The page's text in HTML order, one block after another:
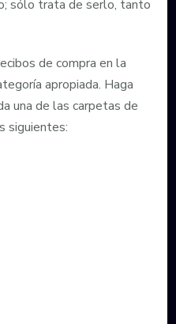
sólo trata de serlo, tanto
de compra en la
apropiada. Haga
una de las carpetas de
siguientes: